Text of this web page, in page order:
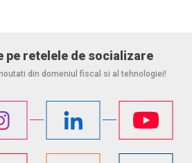
pe retelele de socializare
din domeniul fiscal si al tehnologiei!